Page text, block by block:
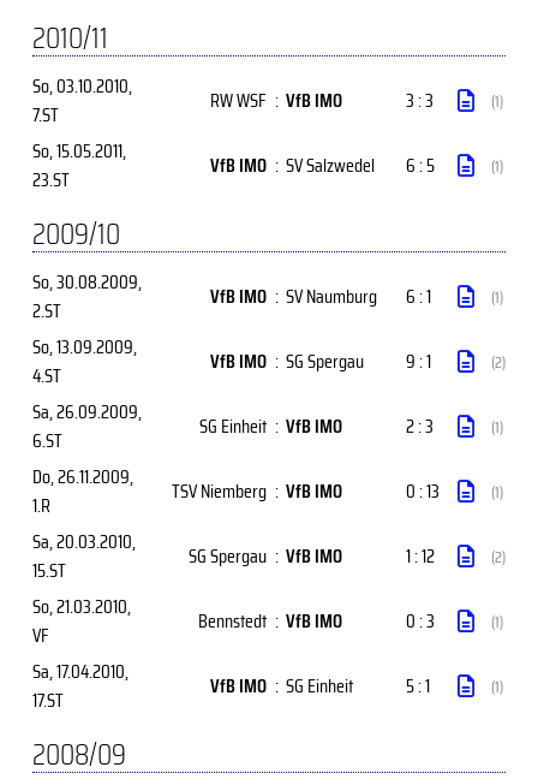
2010/11
So, 03.10.2010,
7.ST
RW WSF : VfB IMO 3 : 3 (1)
So, 15.05.2011,
23.ST
VfB IMO : SV Salzwedel 6 : 5 (1)
2009/10
So, 30.08.2009,
2.ST
VfB IMO : SV Naumburg 6 : 1 (1)
So, 13.09.2009,
4.ST
VfB IMO : SG Spergau 9 : 1 (2)
Sa, 26.09.2009,
6.ST
SG Einheit : VfB IMO 2 : 3 (1)
Do, 26.11.2009,
1.R
TSV Niemberg : VfB IMO 0 : 13 (1)
Sa, 20.03.2010,
15.ST
SG Spergau : VfB IMO 1 : 12 (2)
So, 21.03.2010,
VF
Bennstedt : VfB IMO 0 : 3 (1)
Sa, 17.04.2010,
17.ST
VfB IMO : SG Einheit 5 : 1 (1)
2008/09